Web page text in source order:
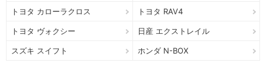
トヨタ カローラクロス トヨタ RAV4
トヨタ ヴォクシー 日産 エクストレイル
スズキ スイフト ホンダ N-BOX